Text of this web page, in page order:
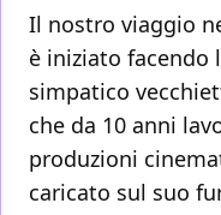
Il nostro viaggio
è iniziato facendo
simpatico
che da 10 anni
produzioni
caricato sul suo